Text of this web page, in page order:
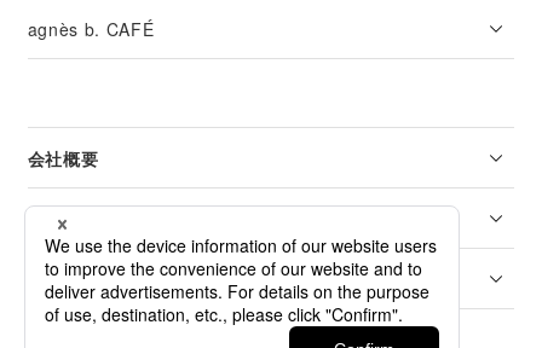
agnès b. CAFÉ
会社概要
リーガル
カスタマーサービス